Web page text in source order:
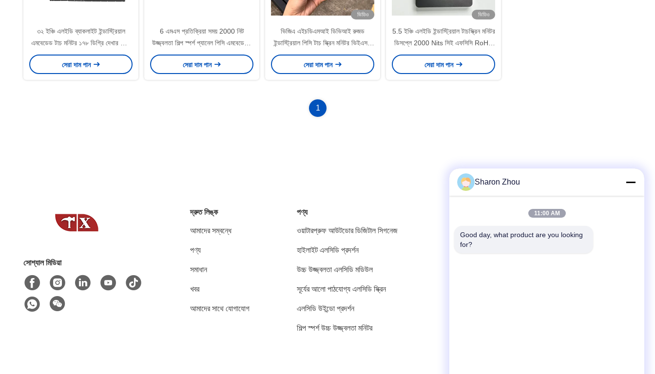
৩২ ইঞ্চি এলইডি ব্যাকলাইট ইন্ডাস্ট্রিয়াল
এমবেডেড টাচ মনিটর ১৭৮ ডিগ্রি দেখার কোণ
সহ
সেরা দাম পান
6 এমএস প্রতিক্রিয়া সময় 2000 নিট
উজ্জ্বলতা শিল্প স্পর্শ প্যানেল পিসি এমবেডেড /
বিল্ট ইন
সেরা দাম পান
ভিডিও
ভিজিএ এইচডিএমআই ডিভিআই রুজড
ইন্ডাস্ট্রিয়াল পিসি টাচ স্ক্রিন মনিটর ভিইএসএ
মাউন্ট 7 ইঞ্চি
সেরা দাম পান
ভিডিও
5.5 ইঞ্চি এলইডি ইন্ডাস্ট্রিয়াল টাচস্ক্রিন মনিটর
ডিসপ্লে 2000 Nits সিই এফসিসি RoHS
সার্টিফিকেশন
সেরা দাম পান
1
সোশ্যাল মিডিয়া
দ্রুত লিঙ্ক
আমাদের সম্বন্ধে
পণ্য
সমাধান
খবর
আমাদের সাথে যোগাযোগ
পণ্য
ওয়াটারপ্রুফ আউটডোর ডিজিটাল সিগনেজ
হাইলাইট এলসিডি প্রদর্শন
উচ্চ উজ্জ্বলতা এলসিডি মডিউল
সূর্যের আলো পাঠযোগ্য এলসিডি স্ক্রিন
এলসিডি উইন্ডো প্রদর্শন
শিল্প স্পর্শ উচ্চ উজ্জ্বলতা মনিটর
টেলিফোন
Sharon Zhou
11:00 AM
Good day, what product are you looking
for?